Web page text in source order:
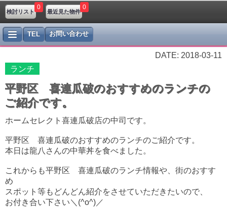
検討リスト
0
最近見た物件
0
TEL お問い合わせ
DATE: 2018-03-11
ランチ
平野区 喜連瓜破のおすすめのランチの
ご紹介です。
ホームセレクト喜連瓜破店の中司です。
平野区 喜連瓜破のおすすめのランチのご紹介です。
本日は龍八さんの中華丼を食べました。
これからも平野区 喜連瓜破のランチ情報や、街のおすす
め
スポット等もどんどん紹介をさせていただきたいので、
お付き合い下さい＼(^o^)／